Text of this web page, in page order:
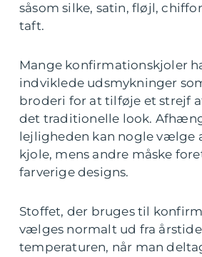
såsom silke, satin, fløjl,
taft.
Mange konfirmationskjoler
indviklede udsmykninger
broderi for at tilføje et strejf
det traditionelle look.
lejligheden kan nogle vælge
kjole, mens andre måske
farverige designs.
Stoffet, der bruges til
vælges normalt ud fra
temperaturen, når man